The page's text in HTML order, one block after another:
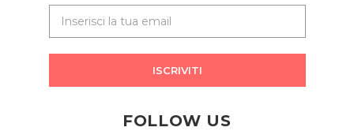
ISCRIVITI
FOLLOW US